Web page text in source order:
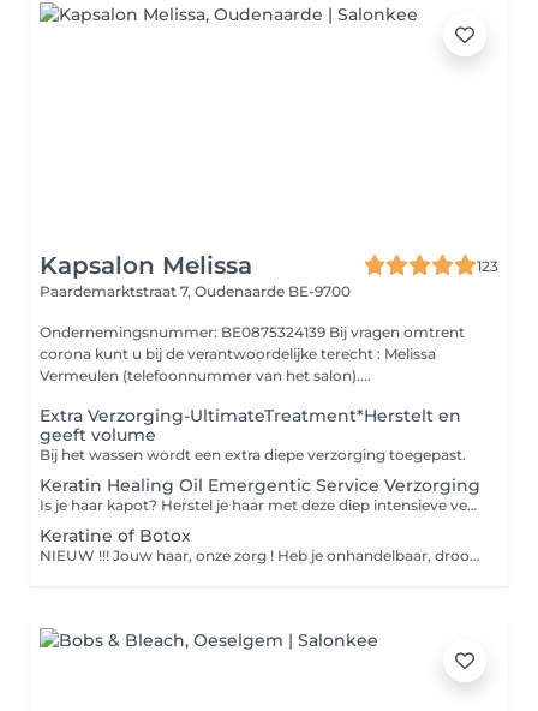
Kapsalon Melissa
123
Paardemarktstraat 7, Oudenaarde BE-9700
Ondernemingsnummer: BE0875324139 Bij vragen omtrent
corona kunt u bij de verantwoordelijke terecht : Melissa
Vermeulen (telefoonnummer van het salon)....
Extra Verzorging-UltimateTreatment*Herstelt en
geeft volume
Bij het wassen wordt een extra diepe verzorging toegepast.
Keratin Healing Oil Emergentic Service Verzorging
Is je haar kapot? Herstel je haar met deze diep intensieve verzorging.
Keratine of Botox
NIEUW !!! Jouw haar, onze zorg ! Heb je onhandelbaar, droog, statisch of pluizig haar? Zeg weerbarstig haar voorgoed vaarwel dankzij de proteïne behandelingen. Onze gloednieuwe formule zorgt voor een semi-permanente styling om op een natuurlijke manier het haar te ontkrullen, te VOEDEN en te BESCHERMEN . Droom je ook van langdurig zacht, glad, stijl en pluisvrij haar dat er bovendien gezond en stralend uitziet? Wij , Uw kapper geeft u graag verder advies. Say goodbye to bad hair days! Voor meer informatie 055 60 33 09